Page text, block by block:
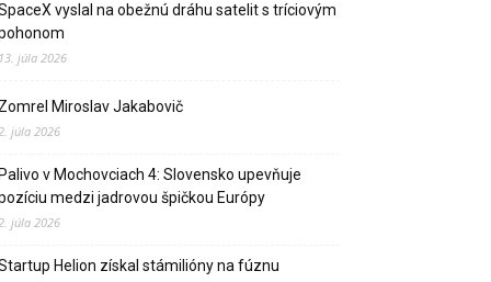
vyslal na obežnú dráhu satelit s tríciovým
júla 2026
Miroslav Jakabovič
júla 2026
v Mochovciach 4: Slovensko upevňuje
medzi jadrovou špičkou Európy
júla 2026
Helion získal stámilióny na fúznu